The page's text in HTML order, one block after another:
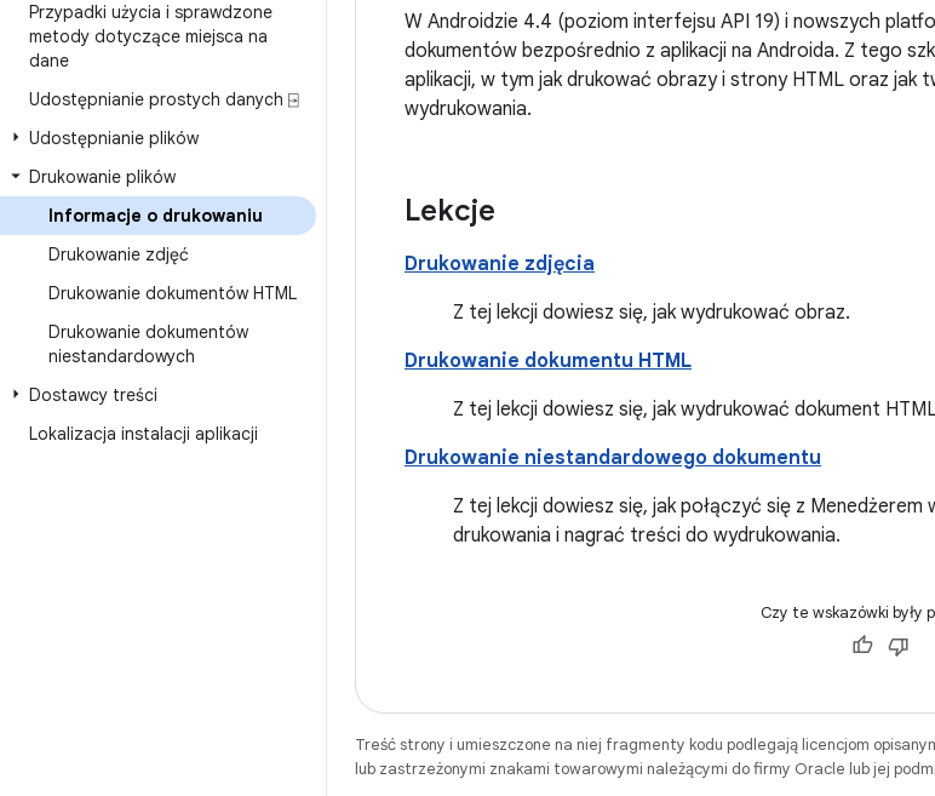
Przypadki użycia i sprawdzone
metody dotyczące miejsca na
dane
Udostępnianie prostych danych ⍈
Udostępnianie plików
Drukowanie plików
Informacje o drukowaniu
Drukowanie zdjęć
Drukowanie dokumentów HTML
Drukowanie dokumentów
niestandardowych
Dostawcy treści
Lokalizacja instalacji aplikacji
W Androidzie 4.4 (poziom interfejsu API 19) i nowszych
dokumentów bezpośrednio z aplikacji na Androida. Z tego
aplikacji, w tym jak drukować obrazy i strony HTML oraz jak
wydrukowania.
Lekcje
Drukowanie zdjęcia
Z tej lekcji dowiesz się, jak wydrukować obraz.
Drukowanie dokumentu HTML
Z tej lekcji dowiesz się, jak wydrukować dokument
Drukowanie niestandardowego dokumentu
Z tej lekcji dowiesz się, jak połączyć się z
drukowania i nagrać treści do wydrukowania.
Czy te wskazówki były
Treść strony i umieszczone na niej fragmenty kodu podlegają licencjom
lub zastrzeżonymi znakami towarowymi należącymi do firmy Oracle lub jej